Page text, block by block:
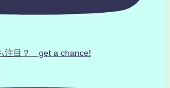
注目？ get a chance!